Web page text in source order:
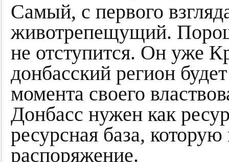
Самый, с первого
животрепещущий.
не отступится. Он уже
донбасский регион
момента своего
Донбасс нужен как
ресурсная база,
распоряжение.